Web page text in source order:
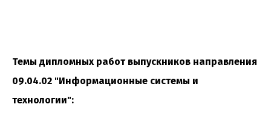
Темы дипломных работ выпускников направления
09.04.02 "Информационные системы и
технологии":